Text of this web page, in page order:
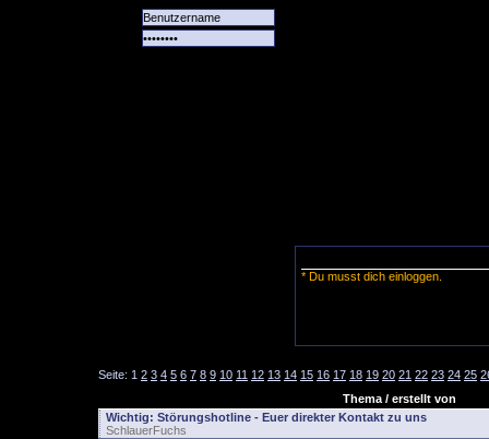
* Du musst dich einloggen.
Seite: 1 2 3 4 5 6 7 8 9 10 11 12 13 14 15 16 17 18 19 20 21 22 23 24 25
Thema / erstellt von
Wichtig: Störungshotline - Euer direkter Kontakt zu uns
SchlauerFuchs